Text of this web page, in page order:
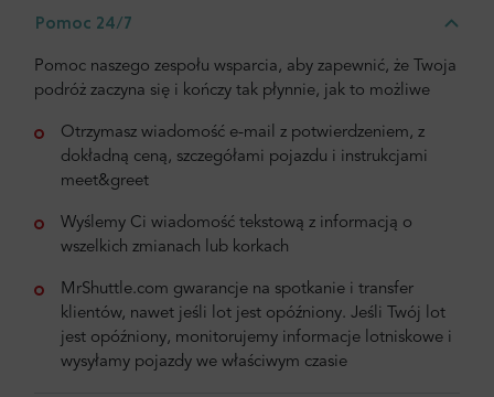
Pomoc 24/7
Pomoc naszego zespołu wsparcia, aby zapewnić, że Twoja
podróż zaczyna się i kończy tak płynnie, jak to możliwe
Otrzymasz wiadomość e-mail z potwierdzeniem, z
dokładną ceną, szczegółami pojazdu i instrukcjami
meet&greet
Wyślemy Ci wiadomość tekstową z informacją o
wszelkich zmianach lub korkach
MrShuttle.com gwarancje na spotkanie i transfer
klientów, nawet jeśli lot jest opóźniony. Jeśli Twój lot
jest opóźniony, monitorujemy informacje lotniskowe i
wysyłamy pojazdy we właściwym czasie